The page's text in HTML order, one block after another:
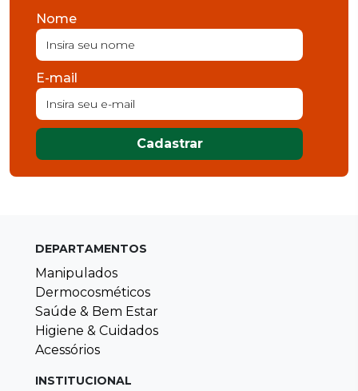
Nome
E-mail
Cadastrar
DEPARTAMENTOS
Manipulados
Dermocosméticos
Saúde & Bem Estar
Higiene & Cuidados
Acessórios
INSTITUCIONAL